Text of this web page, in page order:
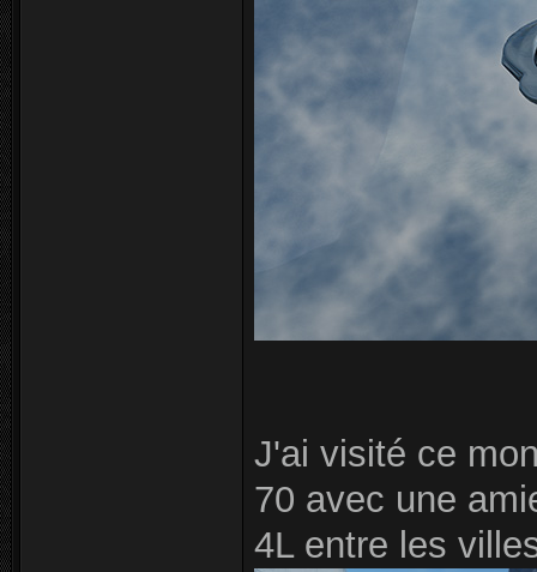
J'ai visité ce
70 avec une
4L entre les